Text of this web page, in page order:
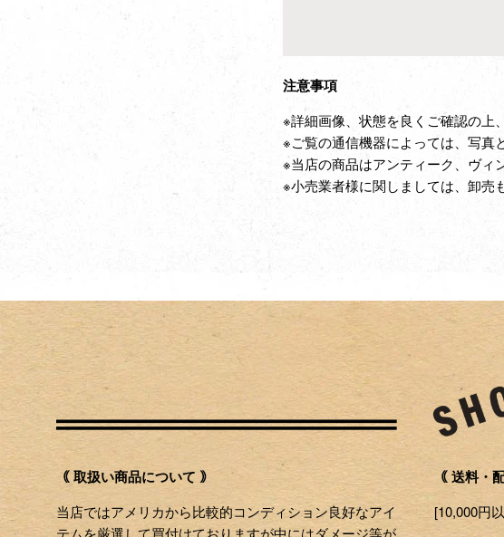
注意事項
※詳細画像、状態を良くご確認の上
※ご覧の通信機器によっては、写真
※当店の商品はアンティーク、ヴィ
※小売業者様に関しましては、卸売
｟ 取扱い商品について ｠
当店ではアメリカから比較的コンディション良好なアイ
｟ 送料・
[10,000円